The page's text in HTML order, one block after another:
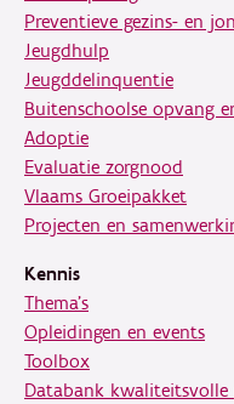
Preventieve gezins- en
Jeugdhulp
Jeugddelinquentie
Buitenschoolse opvang
Adoptie
Evaluatie zorgnood
Vlaams Groeipakket
Projecten en
Kennis
Thema's
Opleidingen en events
Toolbox
Databank